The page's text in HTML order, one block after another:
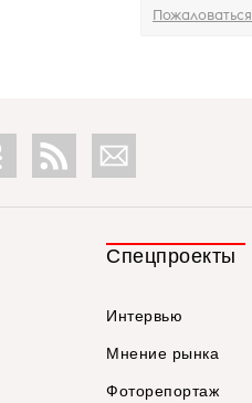
Пожаловаться
Спецпроекты
Интервью
Мнение рынка
Фоторепортаж